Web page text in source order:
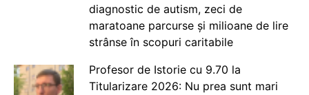
diagnostic de autism, zeci de
maratoane parcurse și milioane de lire
strânse în scopuri caritabile
Profesor de Istorie cu 9.70 la
Titularizare 2026: Nu prea sunt mari